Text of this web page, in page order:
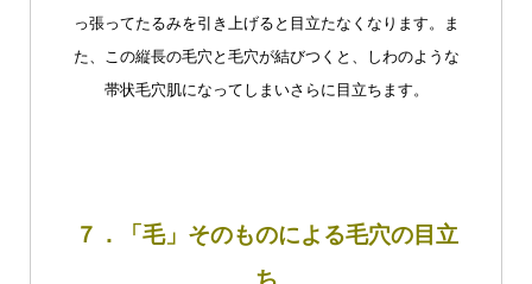
っ張ってたるみを引き上げると目立たなくなります。ま
た、この縦長の毛穴と毛穴が結びつくと、しわのような
帯状毛穴肌になってしまいさらに目立ちます。
７．「毛」そのものによる毛穴の目立
ち